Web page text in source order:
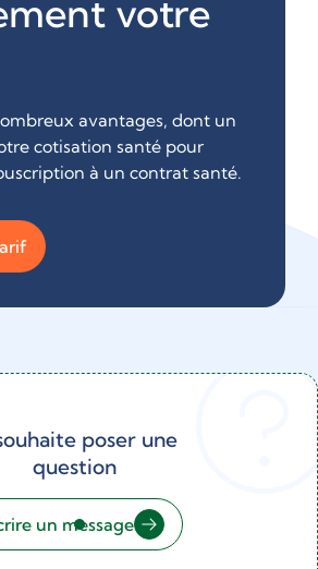
votre
avantages, dont un
cotisation santé pour
à un contrat santé.
poser une
question
un message